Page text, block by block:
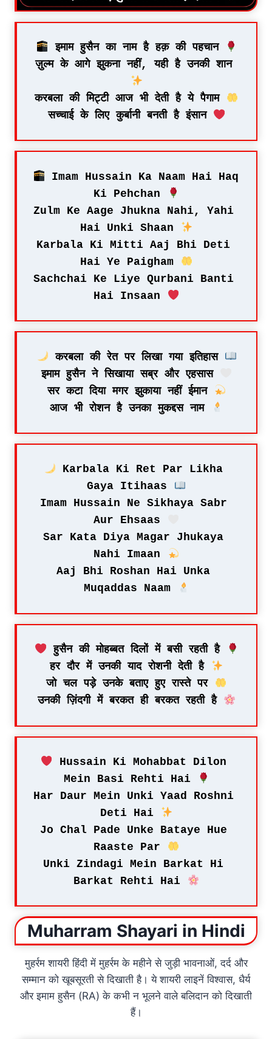
इमाम हुसैन का नाम है हक़ की पहचान
ज़ुल्म के आगे झुकना नहीं, यही है उनकी शान
करबला की मिट्टी आज भी देती है ये पैगाम
सच्चाई के लिए कुर्बानी बनती है इंसान
Imam Hussain Ka Naam Hai Haq
Ki Pehchan
Zulm Ke Aage Jhukna Nahi, Yahi
Hai Unki Shaan
Karbala Ki Mitti Aaj Bhi Deti
Hai Ye Paigham
Sachchai Ke Liye Qurbani Banti
Hai Insaan
करबला की रेत पर लिखा गया इतिहास
इमाम हुसैन ने सिखाया सब्र और एहसास
सर कटा दिया मगर झुकाया नहीं ईमान
आज भी रोशन है उनका मुकद्दस नाम
Karbala Ki Ret Par Likha
Gaya Itihaas
Imam Hussain Ne Sikhaya Sabr
Aur Ehsaas
Sar Kata Diya Magar Jhukaya
Nahi Imaan
Aaj Bhi Roshan Hai Unka
Muqaddas Naam
हुसैन की मोहब्बत दिलों में बसी रहती है
हर दौर में उनकी याद रोशनी देती है
जो चल पड़े उनके बताए हुए रास्ते पर
उनकी ज़िंदगी में बरकत ही बरकत रहती है
Hussain Ki Mohabbat Dilon
Mein Basi Rehti Hai
Har Daur Mein Unki Yaad Roshni
Deti Hai
Jo Chal Pade Unke Bataye Hue
Raaste Par
Unki Zindagi Mein Barkat Hi
Barkat Rehti Hai
Muharram Shayari in Hindi
मुहर्रम शायरी हिंदी में मुहर्रम के महीने से जुड़ी भावनाओं, दर्द और
सम्मान को खूबसूरती से दिखाती है। ये शायरी लाइनें विश्वास, धैर्य
और इमाम हुसैन (RA) के कभी न भूलने वाले बलिदान को दिखाती
हैं।